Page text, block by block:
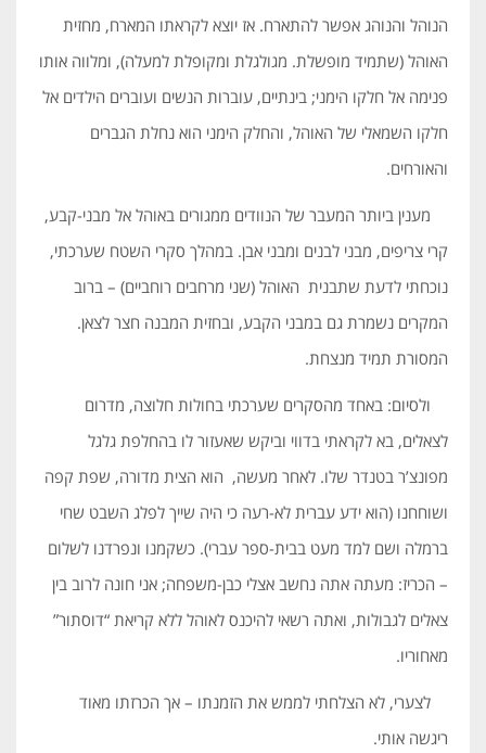
הנוהל והנוהג אפשר להתארח. אז יוצא לקראתו המארח, מחזית
האוהל (שתמיד מופשלת. מגולגלת ומקופלת למעלה), ומלווה אותו
פנימה אל חלקו הימני; בינתיים, עוברות הנשים ועוברים הילדים אל
חלקו השמאלי של האוהל, והחלק הימני הוא נחלת הגברים
והאורחים.
מענין ביותר המעבר של הנוודים ממגורים באוהל אל מבני-קבע,
קרי צריפים, מבני לבנים ומבני אבן. במהלך סקרי השטח שערכתי,
נוכחתי לדעת שתבנית האוהל (שני מרחבים רוחביים) – ברוב
המקרים נשמרת גם במבני הקבע, ובחזית המבנה חצר לצאן.
המסורת תמיד מנצחת.
ולסיום: באחד מהסקרים שערכתי בחולות חלוצה, מדרום
לצאלים, בא לקראתי בדווי וביקש שאעזור לו בהחלפת גלגל
מפונצ’ר בטנדר שלו. לאחר מעשה, הוא הצית מדורה, שפת קפה
ושוחחנו (הוא ידע עברית לא-רעה כי היה שייך לפלג השבט שחי
ברמלה ושם למד מעט בבית-ספר עברי). כשקמנו ונפרדנו לשלום
– הכריז: מעתה אתה נחשב אצלי כבן-משפחה; אני חונה לרוב בין
צאלים לגבולות, ואתה רשאי להיכנס לאוהל ללא קריאת “דוסתור”
מאחוריו.
לצערי, לא הצלחתי לממש את הזמנתו – אך הכרזתו מאוד
ריגשה אותי.